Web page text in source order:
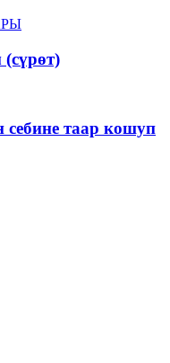
таар кошуп